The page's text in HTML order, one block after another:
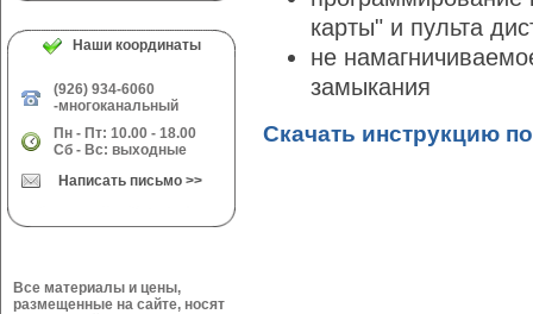
Наши координаты
(926) 934-6060
-многоканальный
Пн - Пт: 10.00 - 18.00
Сб - Вс: выходные
Написать письмо >>
Все материалы и цены,
размещенные на сайте, носят
карты" и пульта
не
замыкания
Скачать инструкцию